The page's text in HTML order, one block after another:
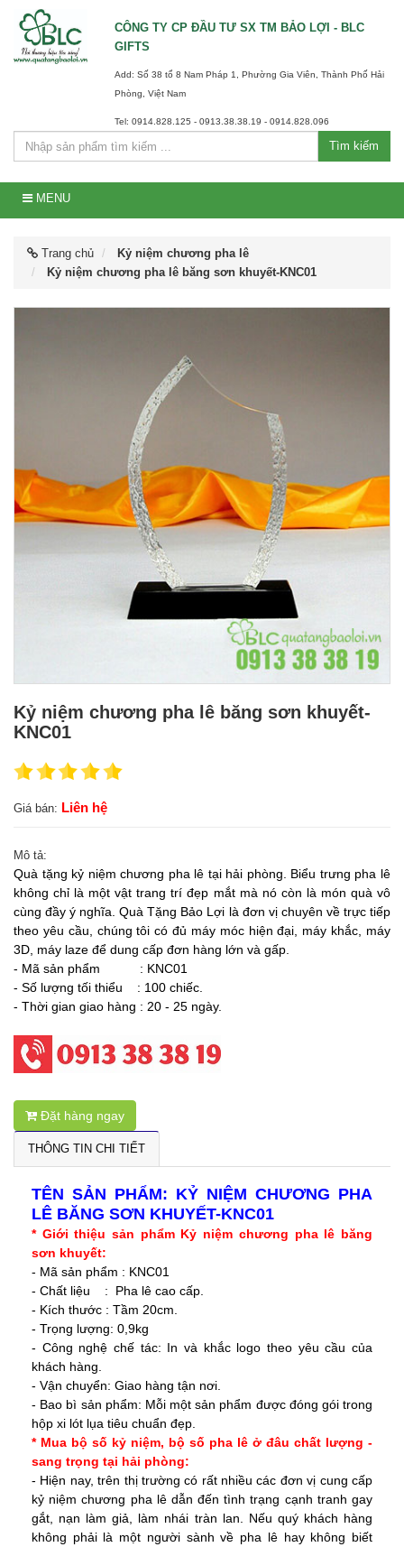
CÔNG TY CP ĐẦU TƯ SX TM BẢO LỢI - BLC
GIFTS
Add: Số 38 tổ 8 Nam Pháp 1, Phường Gia Viên, Thành Phố Hải
Phòng, Việt Nam
Tel: 0914.828.125 - 0913.38.38.19 - 0914.828.096
Tìm kiếm
MENU
Trang chủ
Kỷ niệm chương pha lê
Kỷ niệm chương pha lê băng sơn khuyết-KNC01
Kỷ niệm chương pha lê băng sơn khuyết-
KNC01
Giá bán: Liên hệ
Mô tả:
Quà tặng kỷ niệm chương pha lê tại hải phòng . Biểu trưng pha lê
không chỉ là một vật trang trí đẹp mắt mà nó còn là món quà vô
cùng đầy ý nghĩa. Quà Tặng Bảo Lợi là đơn vị chuyên về trực tiếp
theo yêu cầu, chúng tôi có đủ máy móc hiện đại, máy khắc, máy
3D, máy laze để dung cấp đơn hàng lớn và gấp.
- Mã sản phẩm : KNC01
- Số lượng tối thiểu : 100 chiếc.
- Thời gian giao hàng : 20 - 25 ngày.
Đặt hàng ngay
THÔNG TIN CHI TIẾT
TÊN SẢN PHẨM: KỶ NIỆM CHƯƠNG PHA
LÊ BĂNG SƠN KHUYẾT-KNC01
* Giới thiệu sản phẩm Kỷ niệm chương pha lê băng
sơn khuyết:
- Mã sản phẩm : KNC01
- Chất liệu : Pha lê cao cấp.
- Kích thước : Tầm 20cm.
- Trọng lượng: 0,9kg
- Công nghệ chế tác: In và khắc logo theo yêu cầu của
khách hàng.
- Vận chuyển: Giao hàng tận nơi.
- Bao bì sản phẩm: Mỗi một sản phẩm được đóng gói trong
hộp xi lót lụa tiêu chuẩn đẹp.
* Mua bộ số kỷ niệm, bộ số pha lê ở đâu chất lượng -
sang trọng tại hải phòng:
- Hiện nay, trên thị trường có rất nhiều các đơn vị cung cấp
kỷ niệm chương pha lê dẫn đến tình trạng cạnh tranh gay
gắt, nạn làm giả, làm nhái tràn lan. Nếu quý khách hàng
không phải là một người sành về pha lê hay không biết